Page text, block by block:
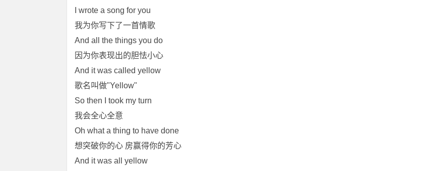
I wrote a song for you
我为你写下了一首情歌
And all the things you do
因为你表现出的胆怯小心
And it was called yellow
歌名叫做"Yellow"
So then I took my turn
我会全心全意
Oh what a thing to have done
想突破你的心 房赢得你的芳心
And it was all yellow